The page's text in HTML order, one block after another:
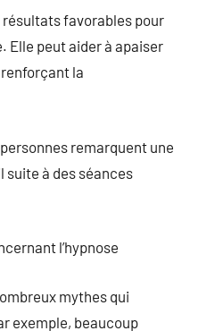
résultats favorables pour
Elle peut aider à apaiser
la
remarquent une
suite à des séances
l’hypnose
mythes qui
exemple, beaucoup